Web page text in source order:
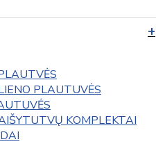
PLAUTUVĖS
KOMPLEKTAI